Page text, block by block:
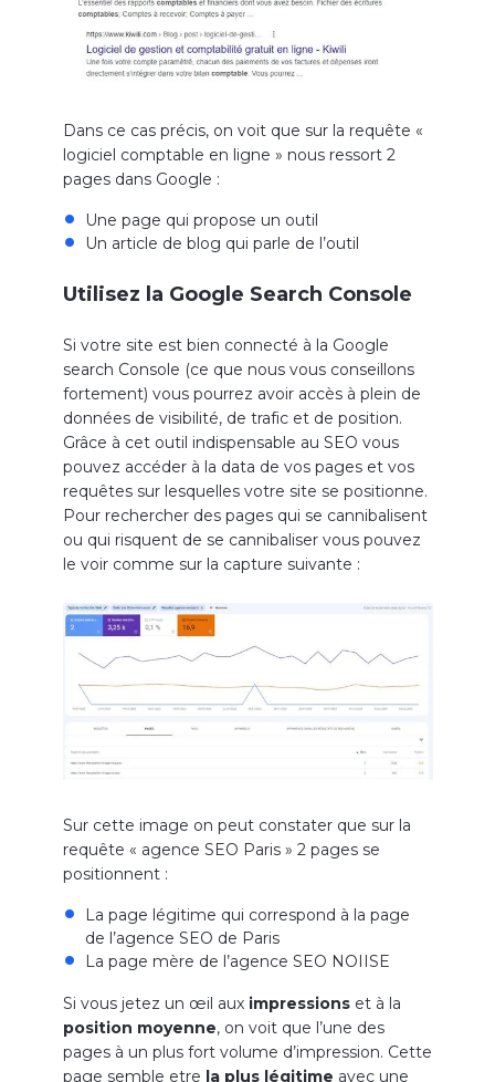
Dans ce cas précis, on voit que sur la requête «
logiciel comptable en ligne » nous ressort 2
pages dans Google :
Une page qui propose un outil
Un article de blog qui parle de l’outil
Utilisez la Google Search Console
Si votre site est bien connecté à la Google
search Console (ce que nous vous conseillons
fortement) vous pourrez avoir accès à plein de
données de visibilité, de trafic et de position.
Grâce à cet outil indispensable au SEO vous
pouvez accéder à la data de vos pages et vos
requêtes sur lesquelles votre site se positionne.
Pour rechercher des pages qui se cannibalisent
ou qui risquent de se cannibaliser vous pouvez
le voir comme sur la capture suivante :
Sur cette image on peut constater que sur la
requête « agence SEO Paris » 2 pages se
positionnent :
La page légitime qui correspond à la page
de l’agence SEO de Paris
La page mère de l’agence SEO NOIISE
Si vous jetez un œil aux impressionset à la
position moyenne, on voit que l’une des
pages à un plus fort volume d’impression. Cette
page semble etre la plus légitime avec une